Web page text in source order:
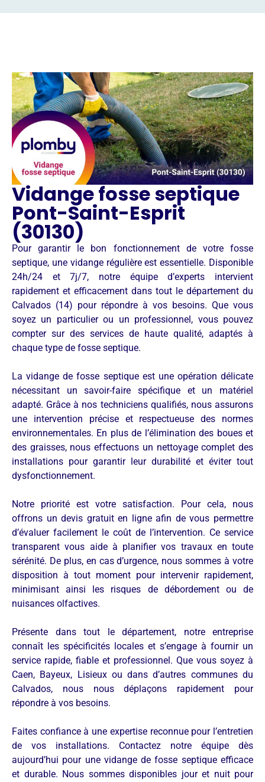
Vidange fosse septique
Pont-Saint-Esprit
(30130)
Pour garantir le bon fonctionnement de votre fosse
septique, une vidange régulière est essentielle. Disponible
24h/24 et 7j/7, notre équipe d’experts intervient
rapidement et efficacement dans tout le département du
Calvados (14) pour répondre à vos besoins. Que vous
soyez un particulier ou un professionnel, vous pouvez
compter sur des services de haute qualité, adaptés à
chaque type de fosse septique.
La vidange de fosse septique est une opération délicate
nécessitant un savoir-faire spécifique et un matériel
adapté. Grâce à nos techniciens qualifiés, nous assurons
une intervention précise et respectueuse des normes
environnementales. En plus de l’élimination des boues et
des graisses, nous effectuons un nettoyage complet des
installations pour garantir leur durabilité et éviter tout
dysfonctionnement.
Notre priorité est votre satisfaction. Pour cela, nous
offrons un devis gratuit en ligne afin de vous permettre
d’évaluer facilement le coût de l’intervention. Ce service
transparent vous aide à planifier vos travaux en toute
sérénité. De plus, en cas d’urgence, nous sommes à votre
disposition à tout moment pour intervenir rapidement,
minimisant ainsi les risques de débordement ou de
nuisances olfactives.
Présente dans tout le département, notre entreprise
connaît les spécificités locales et s’engage à fournir un
service rapide, fiable et professionnel. Que vous soyez à
Caen, Bayeux, Lisieux ou dans d’autres communes du
Calvados, nous nous déplaçons rapidement pour
répondre à vos besoins.
Faites confiance à une expertise reconnue pour l’entretien
de vos installations. Contactez notre équipe dès
aujourd’hui pour une vidange de fosse septique efficace
et durable. Nous sommes disponibles jour et nuit pour